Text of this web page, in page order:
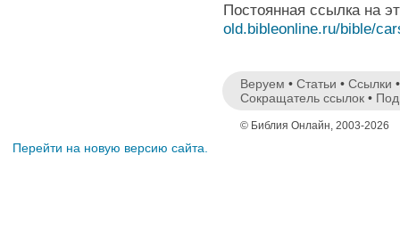
Постоянная ссылка на
old.bibleonline.ru/bible/
Веруем • Статьи • Ссылки
Сокращатель ссылок •
© Библия Онлайн, 2003-2026
Перейти на новую версию сайта.